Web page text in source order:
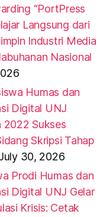
“PortPress
Langsung dari
Industri Media
Nasional
Humas dan
Digital UNJ
2022 Sukses
Skripsi Tahap
30, 2026
Prodi Humas dan
Digital UNJ Gelar
Krisis: Cetak